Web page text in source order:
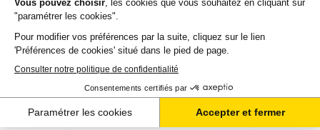
paiements sont proposés selon vos besoins.
Il ne reste plus à vos toners pour hp laserjet-mopier de
quitter notre entrepôt. Vous saurez à tout moment où se
trouve votre commande grâce au lien de suivi que nous
vous mettons à disposition. Nous savons qu'un besoin de
toners est souvent assez urgent. C'est la raison pour
laquelle nos 2 millions de clients nous recommandent à
plus de 97%.